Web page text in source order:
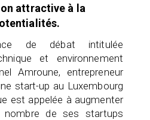
attractive à la
de débat intitulée
et environnement
Amroune, entrepreneur
start-up au Luxembourg
est appelée à augmenter
nombre de ses startups